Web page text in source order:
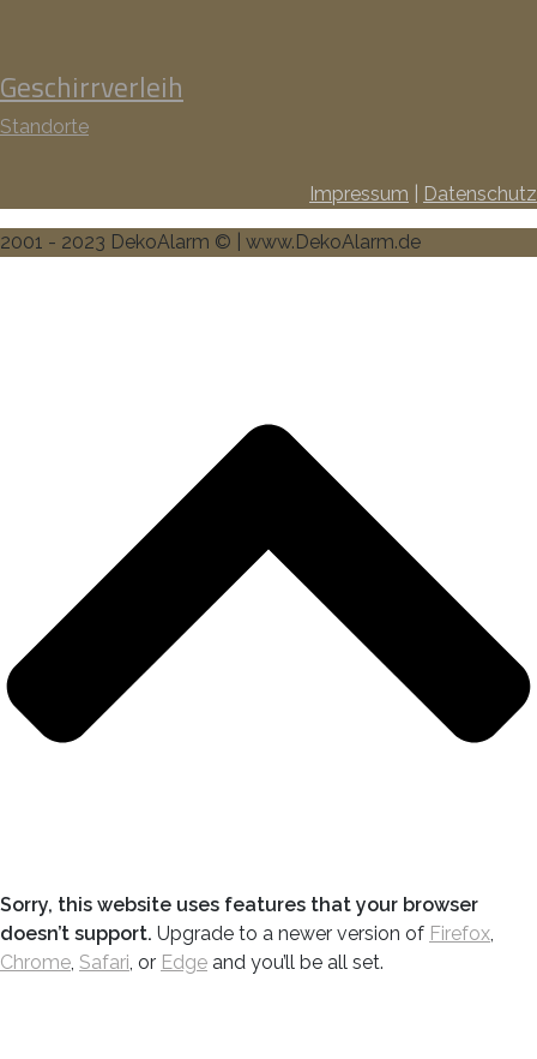
Geschirrverleih
Standorte
Impressum Datenschutz
2001 - 2023 DekoAlarm © | www.DekoAlarm.de
Sorry, this website uses features that your browser
doesn’t support. Upgrade to a newer version of Firefox,
Chrome, Safari, or Edge and you’ll be all set.